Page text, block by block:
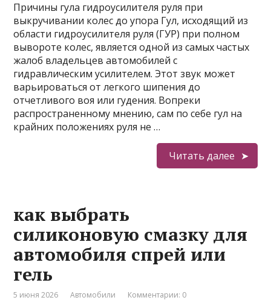
Причины гула гидроусилителя руля при
выкручивании колес до упора Гул, исходящий из
области гидроусилителя руля (ГУР) при полном
вывороте колес, является одной из самых частых
жалоб владельцев автомобилей с
гидравлическим усилителем. Этот звук может
варьироваться от легкого шипения до
отчетливого воя или гудения. Вопреки
распространенному мнению, сам по себе гул на
крайних положениях руля не …
Читать далее
как выбрать
силиконовую смазку для
автомобиля спрей или
гель
5 июня 2026 Автомобили Комментарии: 0